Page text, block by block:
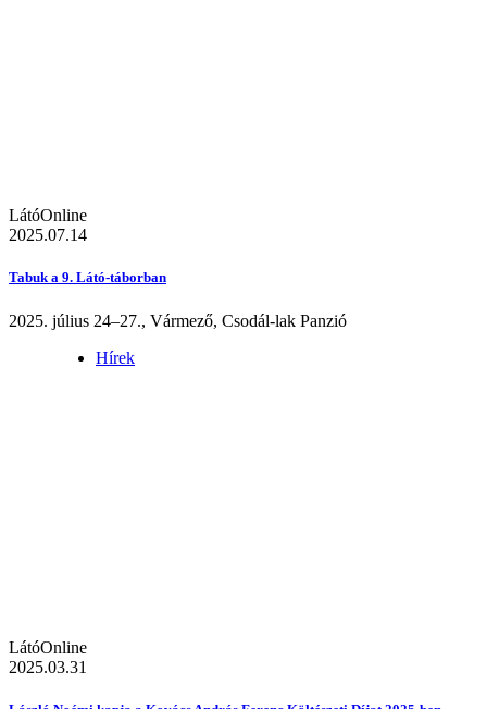
LátóOnline
2025.07.14
Tabuk a 9. Látó-táborban
2025. július 24–27., Vármező, Csodál-lak Panzió
Hírek
LátóOnline
2025.03.31